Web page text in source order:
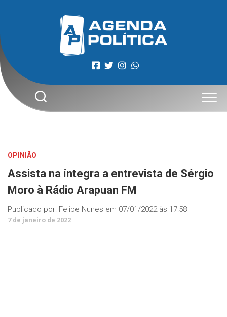
OPINIÃO
Assista na íntegra a entrevista de Sérgio
Moro à Rádio Arapuan FM
Publicado por: Felipe Nunes em 07/01/2022 às 17:58
7 de janeiro de 2022